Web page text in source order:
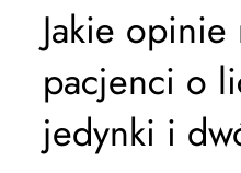
Jakie opinie
pacjenci o
jedynki i